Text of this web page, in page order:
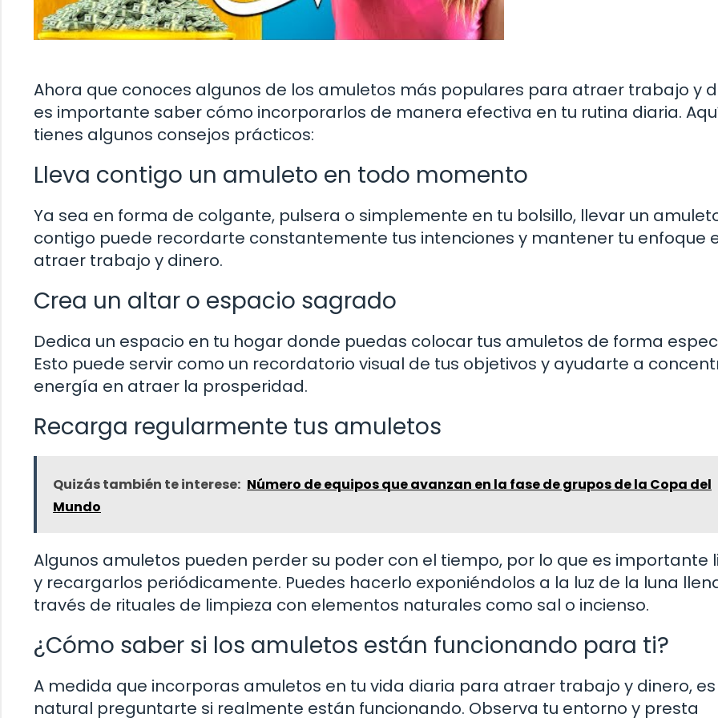
Ahora que conoces algunos de los amuletos más populares para atraer trabajo y
es importante saber cómo incorporarlos de manera efectiva en tu rutina diaria.
tienes algunos consejos prácticos:
Lleva contigo un amuleto en todo momento
Ya sea en forma de colgante, pulsera o simplemente en tu bolsillo, llevar un
contigo puede recordarte constantemente tus intenciones y mantener tu enfoque
atraer trabajo y dinero.
Crea un altar o espacio sagrado
Dedica un espacio en tu hogar donde puedas colocar tus amuletos de forma
Esto puede servir como un recordatorio visual de tus objetivos y ayudarte a
energía en atraer la prosperidad.
Recarga regularmente tus amuletos
Quizás también te interese: Número de equipos que avanzan en la fase de grupos de la Copa del
Mundo
Algunos amuletos pueden perder su poder con el tiempo, por lo que es importante
y recargarlos periódicamente. Puedes hacerlo exponiéndolos a la luz de la luna
través de rituales de limpieza con elementos naturales como sal o incienso.
¿Cómo saber si los amuletos están funcionando para ti?
A medida que incorporas amuletos en tu vida diaria para atraer trabajo y dinero, es
natural preguntarte si realmente están funcionando. Observa tu entorno y presta